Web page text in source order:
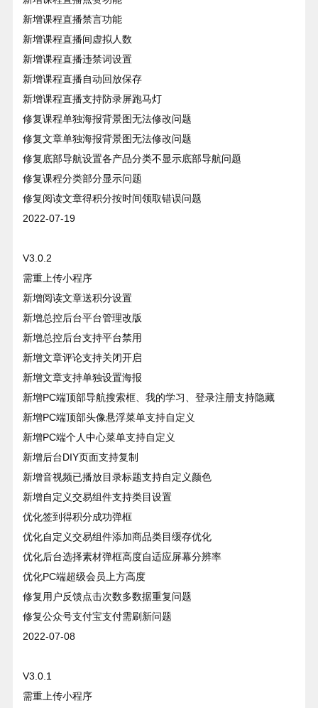
新增课程直播禁言功能
新增课程直播间虚拟人数
新增课程直播违禁词设置
新增课程直播自动回放保存
新增课程直播支持防录屏跑马灯
修复课程单独海报背景图无法修改问题
修复文章单独海报背景图无法修改问题
修复底部导航设置各产品分类不显示底部导航问题
修复课程分类部分显示问题
修复阅读文章得积分按时间领取错误问题
2022-07-19
V3.0.2
需重上传小程序
新增阅读文章送积分设置
新增总控后台平台管理改版
新增总控后台支持平台禁用
新增文章评论支持关闭开启
新增文章支持单独设置海报
新增PC端顶部导航搜索框、我的学习、登录注册支持隐藏
新增PC端顶部头像悬浮菜单支持自定义
新增PC端个人中心菜单支持自定义
新增后台DIY页面支持复制
新增音视频已播放目录标题支持自定义颜色
新增自定义交易组件支持类目设置
优化签到得积分成功弹框
优化自定义交易组件添加商品类目缓存优化
优化后台选择素材弹框高度自适应屏幕分辨率
优化PC端超级会员上方高度
修复用户反馈点击次数多数据重复问题
修复公众号支付宝支付需刷新问题
2022-07-08
V3.0.1
需重上传小程序